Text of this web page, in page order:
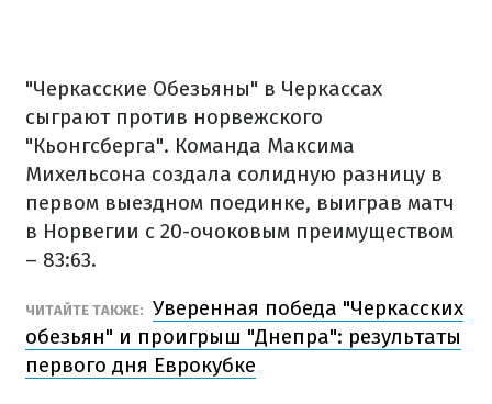
"Черкасские Обезьяны" в Черкассах
сыграют против норвежского
"Кьонгсберга". Команда Максима
Михельсона создала солидную разницу в
первом выездном поединке, выиграв матч
в Норвегии с 20-очоковым преимуществом
– 83:63.
ЧИТАЙТЕ ТАКЖЕ: Уверенная победа "Черкасских
обезьян" и проигрыш "Днепра": результаты
первого дня Еврокубке